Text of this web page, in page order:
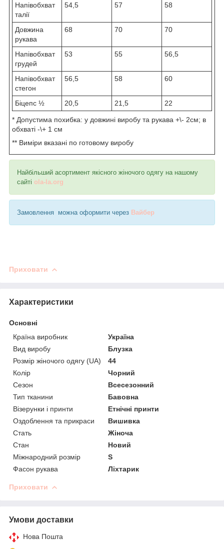
Напівобхват
талії
54,5 57 58
Довжина
рукава
68 70 70
Напівобхват
грудей
53 55 56,5
Напівобхват
стегон
56,5 58 60
Біцепс ½ 20,5 21,5 22
* Допустима похибка: у довжині виробу та рукава +\- 2см; в
обхваті -\+ 1 см
** Виміри вказані по готовому виробу
Найбільший асортимент якісного жіночого одягу на нашому
сайті ola-la.org
Замовлення можна оформити через Вайбер
Приховати
Характеристики
Основні
Країна виробник
Україна
Вид виробу
Блузка
Розмір жіночого одягу (UA)
44
Колір
Чорний
Сезон
Всесезонний
Тип тканини
Бавовна
Візерунки і принти
Етнічні принти
Оздоблення та прикраси
Вишивка
Стать
Жіноча
Стан
Новий
Міжнародний розмір
S
Фасон рукава
Ліхтарик
Приховати
Умови доставки
Нова Пошта